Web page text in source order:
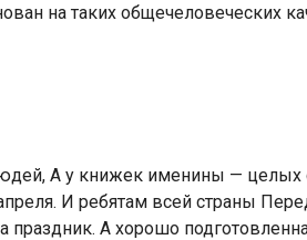
на таких общечеловеческих
А у книжек именины — целых
И ребятам всей страны
А хорошо